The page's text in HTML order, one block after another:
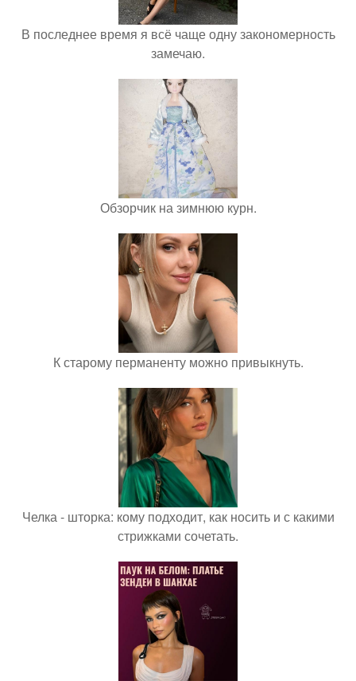
В последнее время я всё чаще одну закономерность
замечаю.
Обзорчик на зимнюю курн.
К старому перманенту можно привыкнуть.
Челка - шторка: кому подходит, как носить и с какими
стрижками сочетать.